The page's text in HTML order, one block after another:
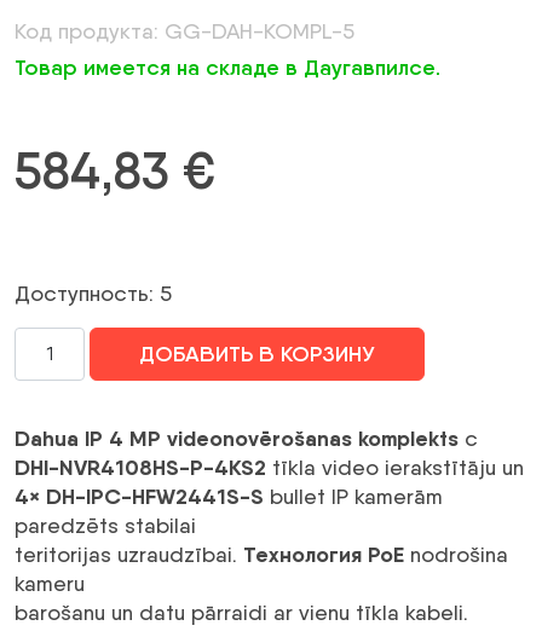
Код продукта: GG-DAH-KOMPL-5
Товар имеется на складе в Даугавпилсе.
584,83 €
Доступность: 5
Количество
4
MP
4
kanālu
videonovērošanas
komplekts
(NVR
ДОБАВИТЬ В КОРЗИНУ
Dahua IP 4 MP videonovērošanas komplekts с
DHI-NVR4108HS-P-4KS2 tīkla video ierakstītāju un
4× DH-IPC-HFW2441S-S bullet IP kamerām
paredzēts stabilai
teritorijas uzraudzībai. Технология PoE nodrošina
kameru
barošanu un datu pārraidi ar vienu tīkla kabeli.